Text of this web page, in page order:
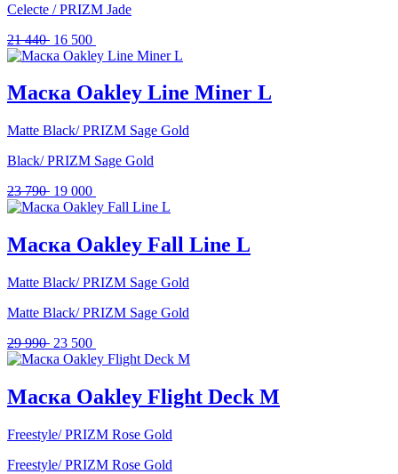
Celecte / PRIZM Jade
21 440 Первоначальная
цена
21
440 .
16 500
цена:
500 .
Маска Oakley Line Miner L
Matte Black/ PRIZM Sage Gold
Black/ PRIZM Sage Gold
23 790 Первоначальная
цена
790 .
19 000
цена:
000 .
Маска Oakley Fall Line L
Matte Black/ PRIZM Sage Gold
Matte Black/ PRIZM Sage Gold
29 990 Первоначальная
цена
990 .
23 500
цена:
500 .
Маска Oakley Flight Deck M
Freestyle/ PRIZM Rose Gold
Freestyle/ PRIZM Rose Gold